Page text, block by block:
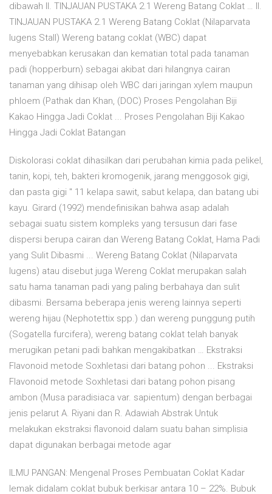
dibawah II. TINJAUAN PUSTAKA 2.1 Wereng Batang Coklat … II.
TINJAUAN PUSTAKA 2.1 Wereng Batang Coklat (Nilaparvata
lugens Stall) Wereng batang coklat (WBC) dapat
menyebabkan kerusakan dan kematian total pada tanaman
padi (hopperburn) sebagai akibat dari hilangnya cairan
tanaman yang dihisap oleh WBC dari jaringan xylem maupun
phloem (Pathak dan Khan, (DOC) Proses Pengolahan Biji
Kakao Hingga Jadi Coklat ... Proses Pengolahan Biji Kakao
Hingga Jadi Coklat Batangan
Diskolorasi coklat dihasilkan dari perubahan kimia pada pelikel,
tanin, kopi, teh, bakteri kromogenik, jarang menggosok gigi,
dan pasta gigi " 11 kelapa sawit, sabut kelapa, dan batang ubi
kayu. Girard (1992) mendefinisikan bahwa asap adalah
sebagai suatu sistem kompleks yang tersusun dari fase
dispersi berupa cairan dan Wereng Batang Coklat, Hama Padi
yang Sulit Dibasmi ... Wereng Batang Coklat (Nilaparvata
lugens) atau disebut juga Wereng Coklat merupakan salah
satu hama tanaman padi yang paling berbahaya dan sulit
dibasmi. Bersama beberapa jenis wereng lainnya seperti
wereng hijau (Nephotettix spp.) dan wereng punggung putih
(Sogatella furcifera), wereng batang coklat telah banyak
merugikan petani padi bahkan mengakibatkan … Ekstraksi
Flavonoid metode Soxhletasi dari batang pohon ... Ekstraksi
Flavonoid metode Soxhletasi dari batang pohon pisang
ambon (Musa paradisiaca var. sapientum) dengan berbagai
jenis pelarut A. Riyani dan R. Adawiah Abstrak Untuk
melakukan ekstraksi flavonoid dalam suatu bahan simplisia
dapat digunakan berbagai metode agar
ILMU PANGAN: Mengenal Proses Pembuatan Coklat Kadar
lemak didalam coklat bubuk berkisar antara 10 – 22%. Bubuk